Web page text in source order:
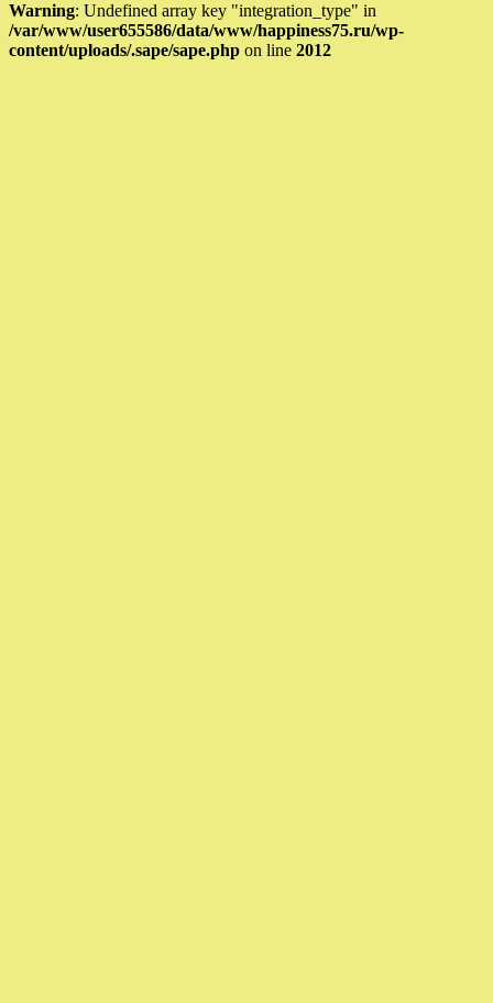
Warning: Undefined array key "integration_type" in
/var/www/user655586/data/www/happiness75.ru/wp-
content/uploads/.sape/sape.php on line 2012